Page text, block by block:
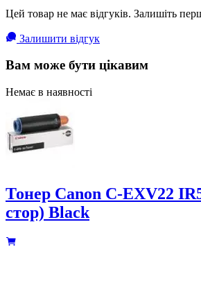
Цей товар не має відгуків. Залишіть
Залишити відгук
Вам може бути цікавим
Немає в наявності
Тонер Canon C-EXV22
стор) Black